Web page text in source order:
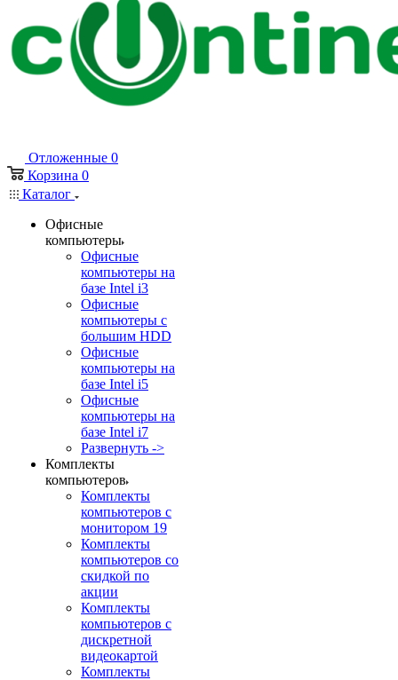
Отложенные 0
Корзина 0
Каталог
Офисные
компьютеры
Офисные
компьютеры на
базе Intel i3
Офисные
компьютеры с
большим HDD
Офисные
компьютеры на
базе Intel i5
Офисные
компьютеры на
базе Intel i7
Развернуть ->
Комплекты
компьютеров
Комплекты
компьютеров с
монитором 19
Комплекты
компьютеров со
скидкой по
акции
Комплекты
компьютеров с
дискретной
видеокартой
Комплекты